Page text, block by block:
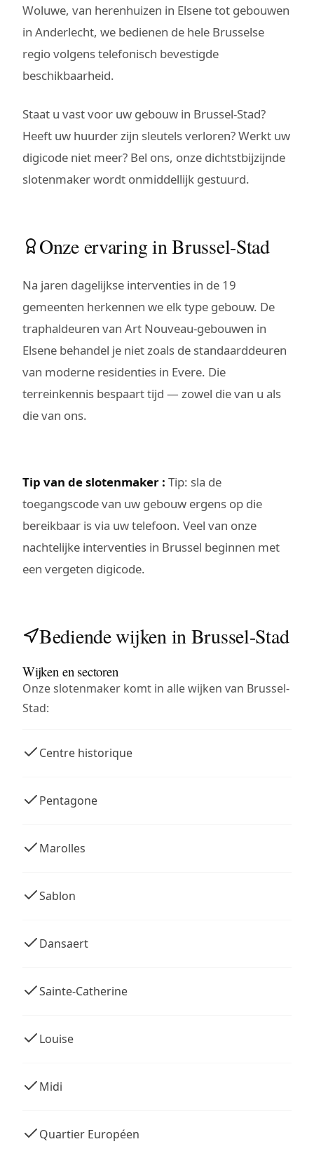
Woluwe, van herenhuizen in Elsene tot gebouwen
in Anderlecht, we bedienen de hele Brusselse
regio volgens telefonisch bevestigde
beschikbaarheid.
Staat u vast voor uw gebouw in Brussel-Stad?
Heeft uw huurder zijn sleutels verloren? Werkt uw
digicode niet meer? Bel ons, onze dichtstbijzijnde
slotenmaker wordt onmiddellijk gestuurd.
Onze ervaring in Brussel-Stad
Na jaren dagelijkse interventies in de 19
gemeenten herkennen we elk type gebouw. De
traphaldeuren van Art Nouveau-gebouwen in
Elsene behandel je niet zoals de standaarddeuren
van moderne residenties in Evere. Die
terreinkennis bespaart tijd — zowel die van u als
die van ons.
Tip van de slotenmaker : Tip: sla de
toegangscode van uw gebouw ergens op die
bereikbaar is via uw telefoon. Veel van onze
nachtelijke interventies in Brussel beginnen met
een vergeten digicode.
Bediende wijken in Brussel-Stad
Wijken en sectoren
Onze slotenmaker komt in alle wijken van Brussel-
Stad:
Centre historique
Pentagone
Marolles
Sablon
Dansaert
Sainte-Catherine
Louise
Midi
Quartier Européen